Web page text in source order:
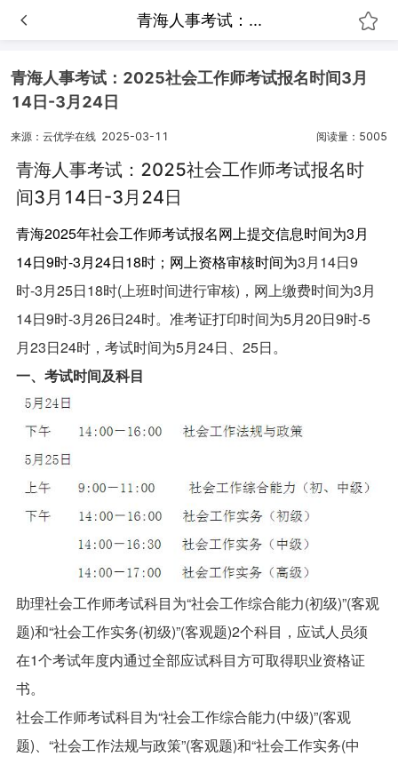
青海人事考试：...
青海人事考试：2025社会工作师考试报名时间3月
14日-3月24日
来源：云优学在线 2025-03-11 阅读量：5005
青海人事考试：2025社会工作师考试报名时
间3月14日-3月24日
青海2025年社会工作师考试报名网上提交信息时间为3月
14日9时-3月24日18时 ；网上资格审核时间为3月14日9
时-3月25日18时(上班时间进行审核)，网上缴费时间为3月
14日9时-3月26日24时。准考证打印时间为5月20日9时-5
月23日24时，考试时间为5月24日、25日。
一、考试时间及科目
助理社会工作师考试科目为“社会工作综合能力(初级)”(客观
题)和“社会工作实务(初级)”(客观题)2个科目，应试人员须
在1个考试年度内通过全部应试科目方可取得职业资格证
书。
社会工作师考试科目为“社会工作综合能力(中级)”(客观
题)、“社会工作法规与政策”(客观题)和“社会工作实务(中